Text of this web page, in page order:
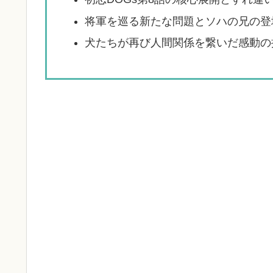
将軍を巡る新たな問題とソハの兄の
犬たちが再び人間関係を繋いだ感動